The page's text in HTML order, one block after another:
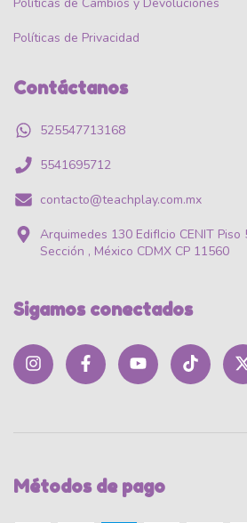
Políticas de Privacidad
Contáctanos
525547713168
5541695712
contacto@teachplay.com.mx
Arquimedes 130 EdifIcio CENIT Piso
Sección , México CDMX CP 11560
Sigamos conectados
Métodos de pago